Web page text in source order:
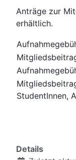
Anträge zur
erhältlich.
StudentInnen,
Details